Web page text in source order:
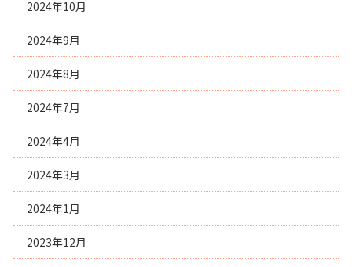
2024年10月
2024年9月
2024年8月
2024年7月
2024年4月
2024年3月
2024年1月
2023年12月